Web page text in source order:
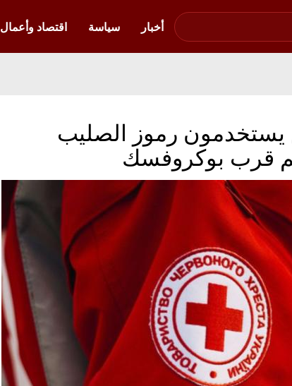
أخبار
سياسة اقتصاد وأعمال
يستخدمون رموز الصليب
قرب بوكروفسك